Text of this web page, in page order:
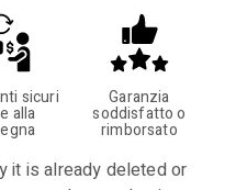
sicuri
alla
Garanzia
soddisfatto o
rimborsato
it is already deleted or